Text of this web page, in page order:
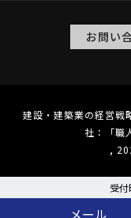
受付
お問い
建設・建築業の経営戦
社：「職
,